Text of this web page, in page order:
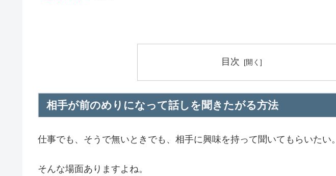
目次
相手が前のめりになって話しを聞きたがる方法
仕事でも、そうで無いときでも、相手に興味を持って聞いてもらいたい。
そんな場面ありますよね。